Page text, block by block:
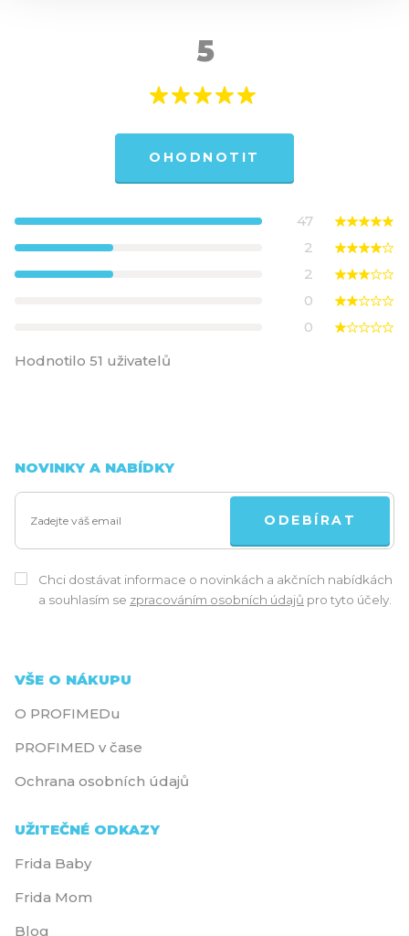
5
OHODNOTIT
47
2
2
0
0
Hodnotilo 51 uživatelů
NOVINKY A NABÍDKY
ODEBÍRAT
Chci dostávat informace o novinkách a akčních nabídkách
a souhlasím se zpracováním osobních údajů pro tyto účely.
VŠE O NÁKUPU
O PROFIMEDu
PROFIMED v čase
Ochrana osobních údajů
UŽITEČNÉ ODKAZY
Frida Baby
Frida Mom
Blog